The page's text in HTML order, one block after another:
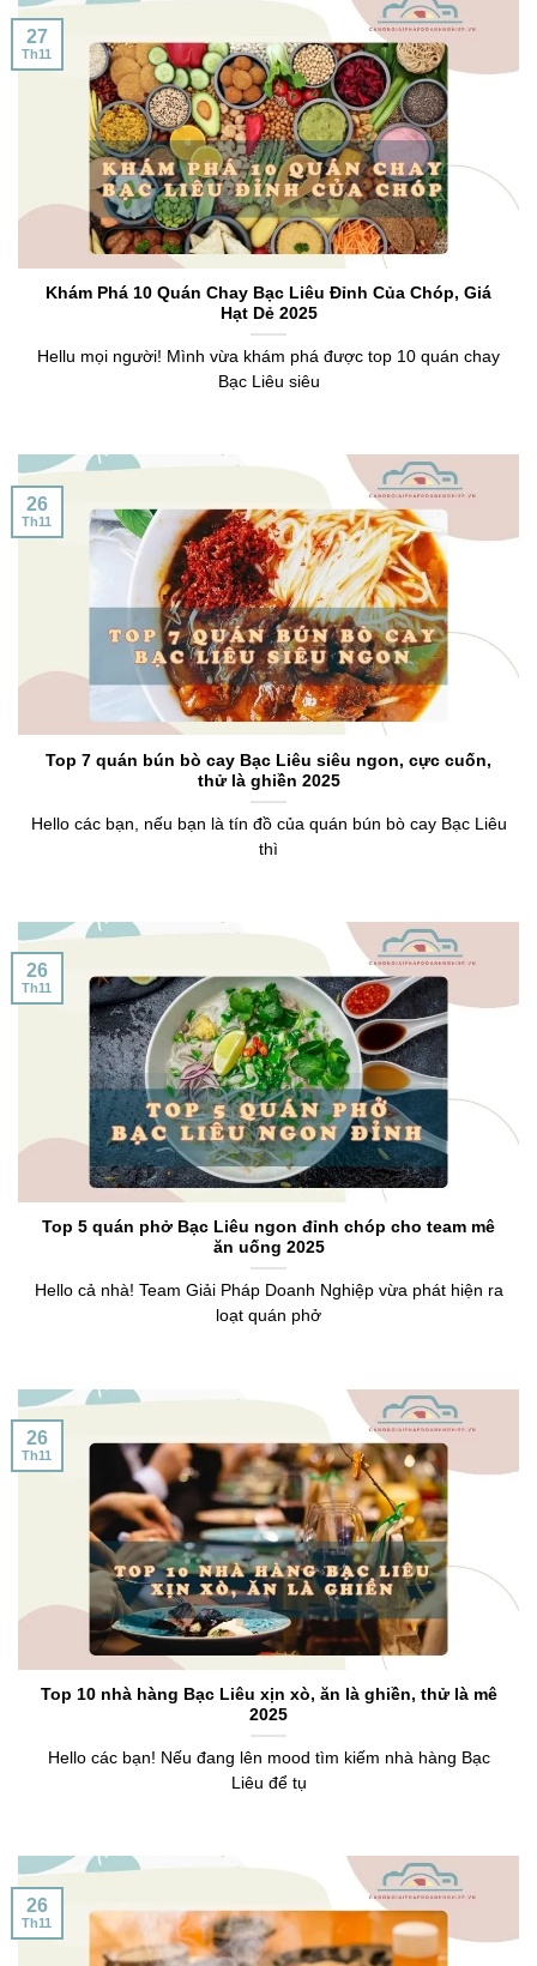
Khám Phá 10 Quán Chay Bạc Liêu Đỉnh Của Chóp, Giá
Hạt Dẻ 2025
Hellu mọi người! Mình vừa khám phá được top 10 quán chay
Bạc Liêu siêu
27
Th11
Top 7 quán bún bò cay Bạc Liêu siêu ngon, cực cuốn,
thử là ghiền 2025
Hello các bạn, nếu bạn là tín đồ của quán bún bò cay Bạc Liêu
thì
26
Th11
Top 5 quán phở Bạc Liêu ngon đỉnh chóp cho team mê
ăn uống 2025
Hello cả nhà! Team Giải Pháp Doanh Nghiệp vừa phát hiện ra
loạt quán phở
26
Th11
Top 10 nhà hàng Bạc Liêu xịn xò, ăn là ghiền, thử là mê
2025
Hello các bạn! Nếu đang lên mood tìm kiếm nhà hàng Bạc
Liêu để tụ
26
Th11
26
Th11